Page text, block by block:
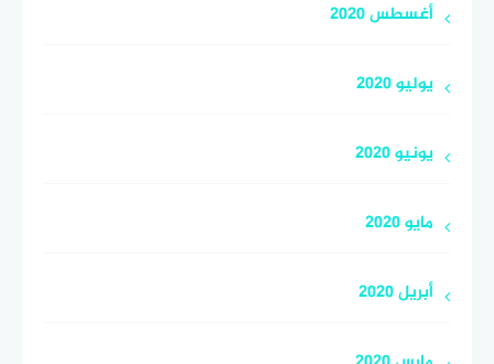
أغسطس 2020
يوليو 2020
يونيو 2020
مايو 2020
أبريل 2020